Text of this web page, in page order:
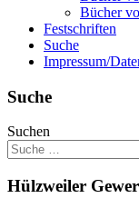
Bücher
Festschriften
Suche
Impressum/
Suche
Suchen
Hülzweiler